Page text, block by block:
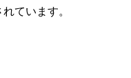
ています。